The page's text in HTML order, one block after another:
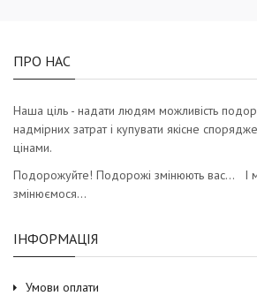
ПРО НАС
Наша ціль - надати людям можливість
надмірних затрат і купувати якісне
цінами.
Подорожуйте! Подорожі змінюють вас… І
змінюємося…
ІНФОРМАЦІЯ
Умови оплати